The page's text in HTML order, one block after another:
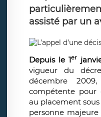
assisté par un
Depuis le 1er
vigueur du
décembre
compétente pour
au placement
personne